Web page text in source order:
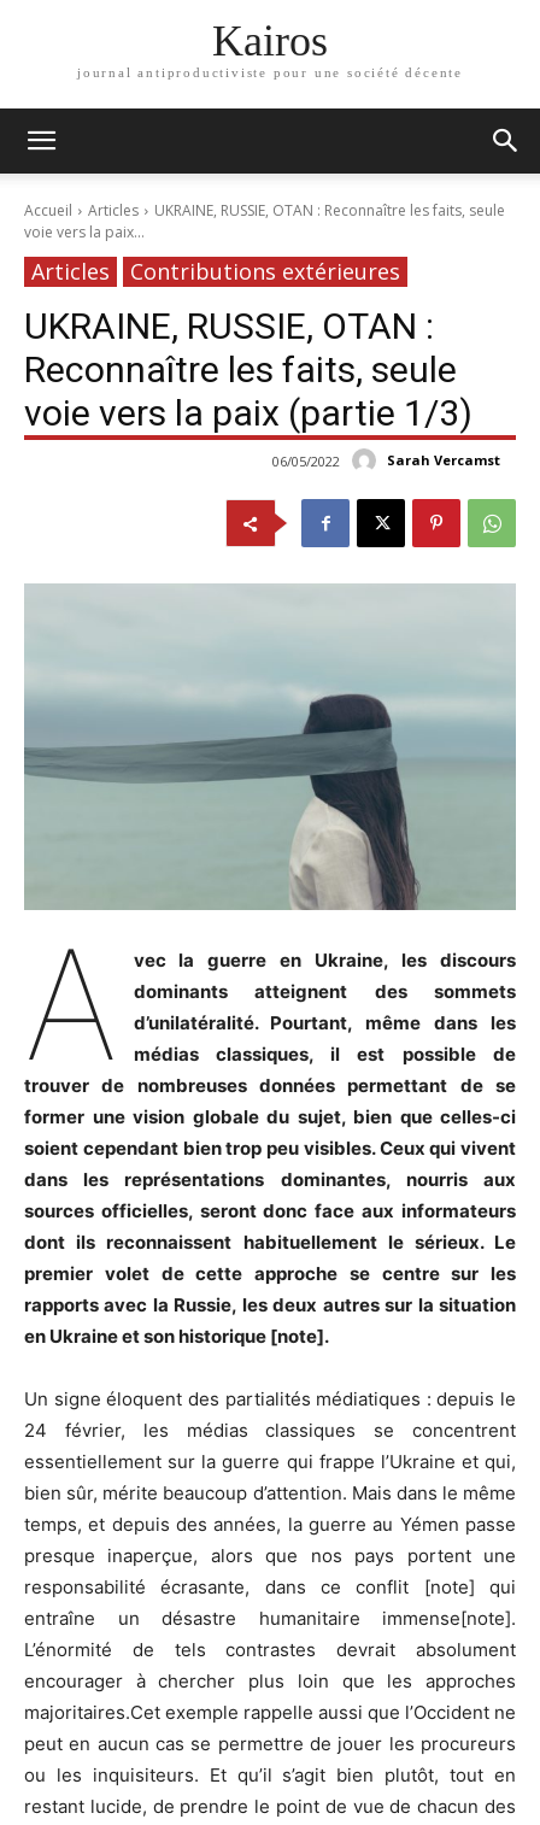
Kairos
journal antiproductiviste pour une société décente
Accueil Articles
UKRAINE, RUSSIE, OTAN : Reconnaître les faits, seule
voie vers la paix...
Articles Contributions extérieures
UKRAINE, RUSSIE, OTAN :
Reconnaître les faits, seule
voie vers la paix (partie 1/3)
Sarah Vercamst
06/05/2022
A
vec la guerre en Ukraine, les discours
dominants atteignent des sommets
d’unilatéralité. Pourtant, même dans les
médias classiques, il est possible de
trouver de nombreuses données permettant de se
former une vision globale du sujet, bien que celles-ci
soient cependant bien trop peu visibles. Ceux qui vivent
dans les représentations dominantes, nourris aux
sources officielles, seront donc face aux informateurs
dont ils reconnaissent habituellement le sérieux. Le
premier volet de cette approche se centre sur les
rapports avec la Russie, les deux autres sur la situation
en Ukraine et son historique [note].
Un signe éloquent des partialités médiatiques : depuis le
24 février, les médias classiques se concentrent
essentiellement sur la guerre qui frappe l’Ukraine et qui,
bien sûr, mérite beaucoup d’attention. Mais dans le même
temps, et depuis des années, la guerre au Yémen passe
presque inaperçue, alors que nos pays portent une
responsabilité écrasante, dans ce conflit [note] qui
entraîne un désastre humanitaire immense[note].
L’énormité de tels contrastes devrait absolument
encourager à chercher plus loin que les approches
majoritaires.Cet exemple rappelle aussi que l’Occident ne
peut en aucun cas se permettre de jouer les procureurs
ou les inquisiteurs. Et qu’il s’agit bien plutôt, tout en
restant lucide, de prendre le point de vue de chacun des